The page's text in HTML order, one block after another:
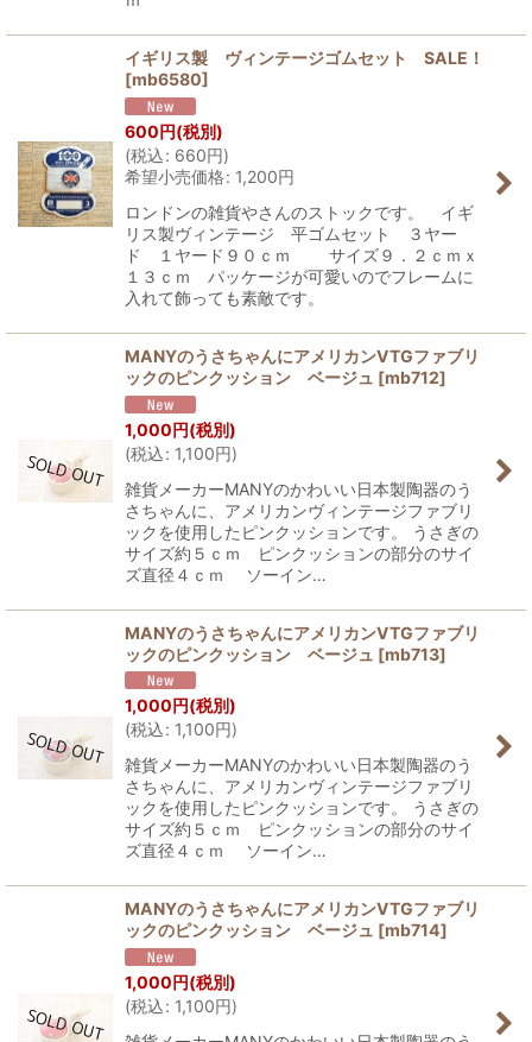
イギリス製 ヴィンテージゴムセット SALE！
[mb6580]
600円(税別)
(税込: 660円)
希望小売価格: 1,200円
ロンドンの雑貨やさんのストックです。 イギ
リス製ヴィンテージ 平ゴムセット ３ヤー
ド １ヤード９０ｃｍ サイズ９．２ｃｍｘ
１３ｃｍ パッケージが可愛いのでフレームに
入れて飾っても素敵です。
MANYのうさちゃんにアメリカンVTGファブリ
ックのピンクッション ベージュ [mb712]
1,000円(税別)
(税込: 1,100円)
雑貨メーカーMANYのかわいい日本製陶器のう
さちゃんに、アメリカンヴィンテージファブリ
ックを使用したピンクッションです。 うさぎの
サイズ約５ｃｍ ピンクッションの部分のサイ
ズ直径４ｃｍ ソーイン…
MANYのうさちゃんにアメリカンVTGファブリ
ックのピンクッション ベージュ [mb713]
1,000円(税別)
(税込: 1,100円)
雑貨メーカーMANYのかわいい日本製陶器のう
さちゃんに、アメリカンヴィンテージファブリ
ックを使用したピンクッションです。 うさぎの
サイズ約５ｃｍ ピンクッションの部分のサイ
ズ直径４ｃｍ ソーイン…
MANYのうさちゃんにアメリカンVTGファブリ
ックのピンクッション ベージュ [mb714]
1,000円(税別)
(税込: 1,100円)